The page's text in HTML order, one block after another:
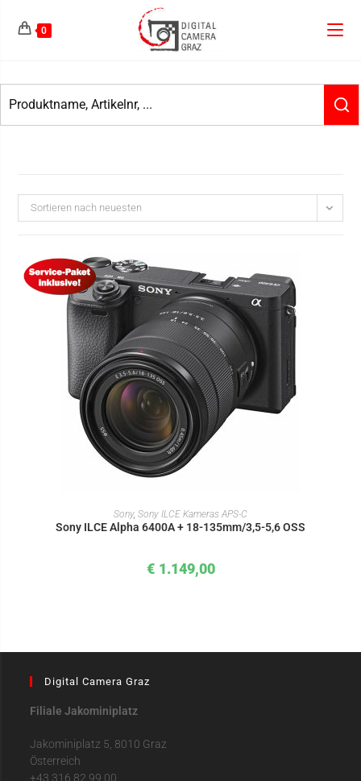
0
Sortieren nach neuesten
IN DEN WARENKORB
Sony, Sony ILCE Kameras APS-C
Sony ILCE Alpha 6400A + 18-135mm/3,5-5,6 OSS
€ 1.149,00
Digital Camera Graz
Filiale Jakominiplatz
Jakominiplatz 5, 8010 Graz
Österreich
+43 316 82 99 00